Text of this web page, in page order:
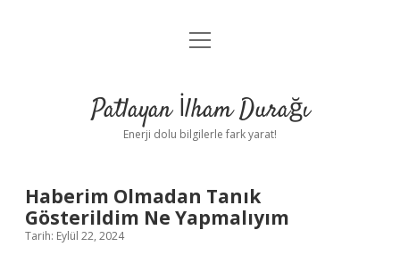
Anasayfa
Yasal Uyarı
menüyü
Patlayan İlham Durağı
Enerji dolu bilgilerle fark yarat!
Haberim Olmadan Tanık
Gösterildim Ne Yapmalıyım
Tarih: Eylül 22, 2024